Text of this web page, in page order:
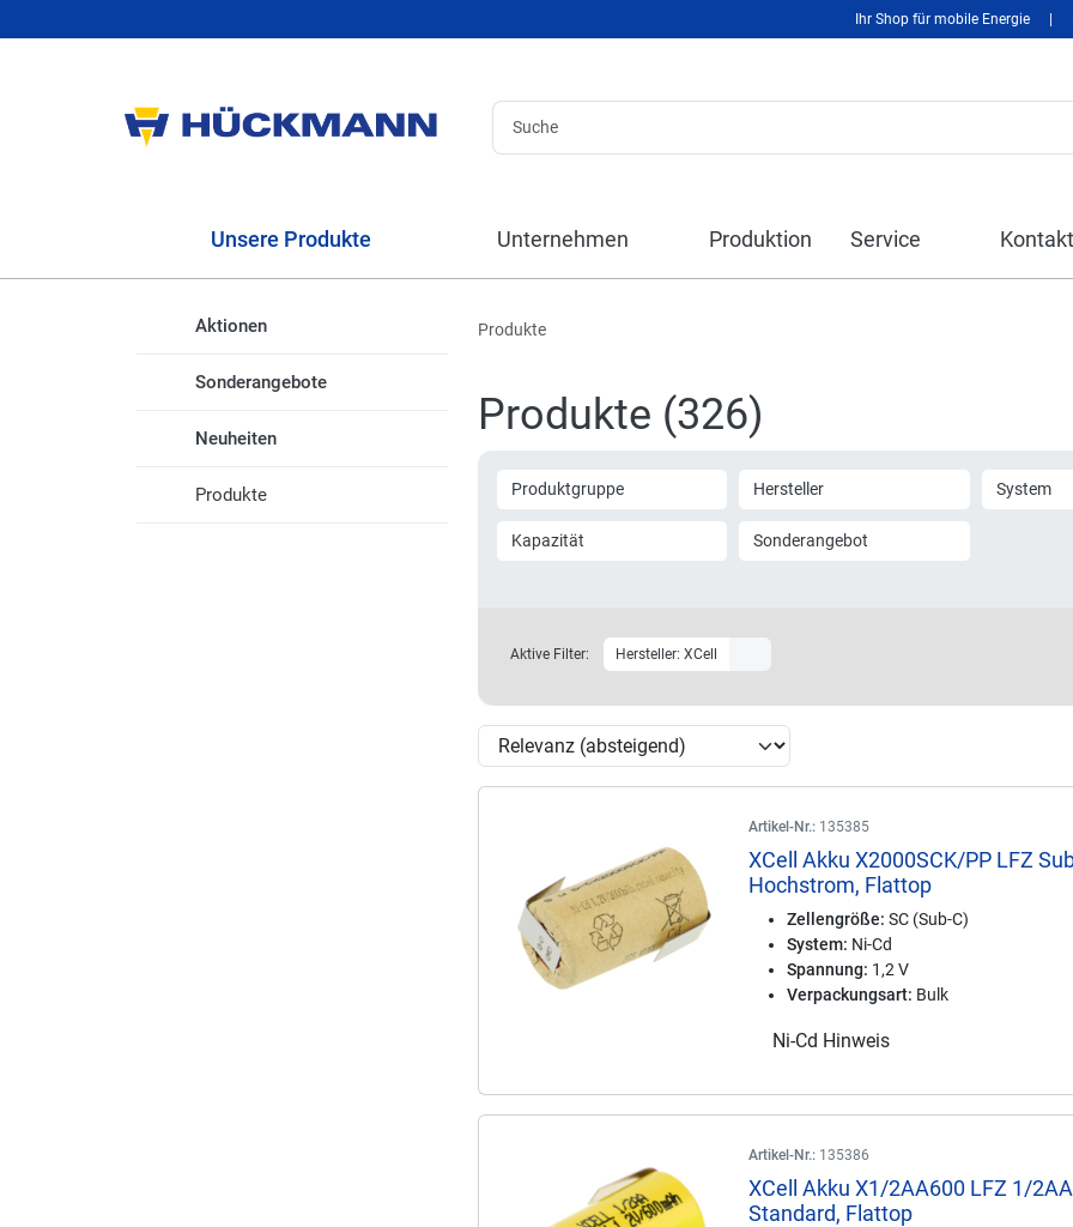
Ihr Shop für mobile Energie
Unsere Produkte Unternehmen Produktion Service Kontakt
Aktionen
Sonderangebote
Neuheiten
Produkte
Produkte
Produkte (326)
Produktgruppe Hersteller System
Kapazität Sonderangebot
Aktive Filter: Hersteller: XCell
Artikel-Nr.: 135385
XCell Akku X2000SCK/PP LFZ
Hochstrom, Flattop
Zellengröße: SC (Sub-C)
System: Ni-Cd
Spannung: 1,2 V
Verpackungsart: Bulk
Ni-Cd Hinweis
Artikel-Nr.: 135386
XCell Akku X1/2AA600 LFZ 1/
Standard, Flattop